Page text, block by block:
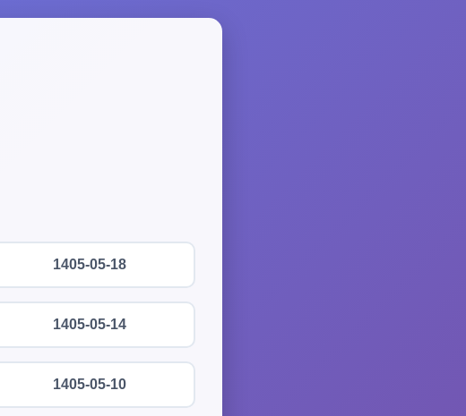
1405-05-18
1405-05-14
1405-05-10